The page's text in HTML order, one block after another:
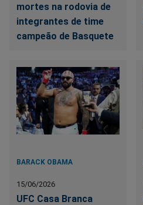
mortes na rodovia de
integrantes de time
campeão de Basquete
BARACK OBAMA
15/06/2026
UFC Casa Branca